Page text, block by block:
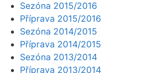
Sezóna 2015/2016
Příprava 2015/2016
Sezóna 2014/2015
Příprava 2014/2015
Sezóna 2013/2014
Příprava 2013/2014